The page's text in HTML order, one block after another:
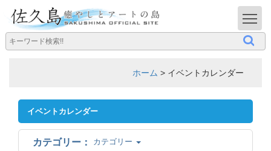
ホーム > イベントカレンダー
イベントカレンダー
カテゴリー